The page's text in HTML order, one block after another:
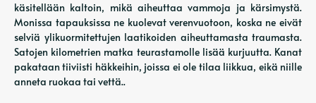
käsitellään kaltoin, mikä aiheuttaa vammoja ja kärsimystä.
Monissa tapauksissa ne kuolevat verenvuotoon, koska ne eivät
selviä ylikuormitettujen laatikoiden aiheuttamasta traumasta.
Satojen kilometrien matka teurastamolle lisää kurjuutta. Kanat
pakataan tiiviisti häkkeihin, joissa ei ole tilaa liikkua, eikä niille
anneta ruokaa tai vettä..